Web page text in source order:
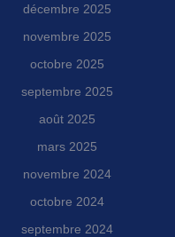
décembre 2025
novembre 2025
octobre 2025
septembre 2025
août 2025
mars 2025
novembre 2024
octobre 2024
septembre 2024